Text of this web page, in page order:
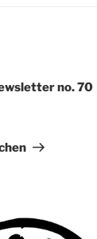
no. 70